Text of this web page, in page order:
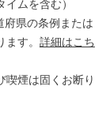
ムを含む）
県の条例または
す。 詳細はこち
煙は固くお断り